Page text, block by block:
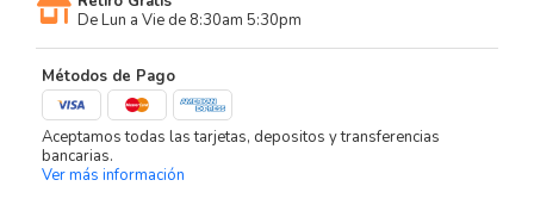
De Lun a Vie de 8:30am 5:30pm
Métodos de Pago
Aceptamos todas las tarjetas, depositos y transferencias
bancarias.
Ver más información